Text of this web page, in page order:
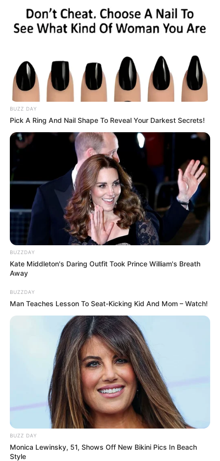
BUZZ DAY
Pick A Ring And Nail Shape To Reveal Your Darkest Secrets!
BUZZDAY
Kate Middleton's Daring Outfit Took Prince William's Breath
Away
BUZZDAY
Man Teaches Lesson To Seat-Kicking Kid And Mom – Watch!
BUZZ DAY
Monica Lewinsky, 51, Shows Off New Bikini Pics In Beach
Style